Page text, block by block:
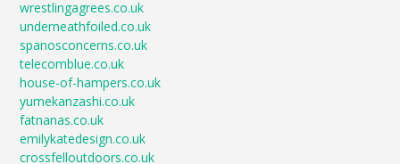
wrestlingagrees.co.uk
underneathfoiled.co.uk
spanosconcerns.co.uk
telecomblue.co.uk
house-of-hampers.co.uk
yumekanzashi.co.uk
fatnanas.co.uk
emilykatedesign.co.uk
crossfelloutdoors.co.uk